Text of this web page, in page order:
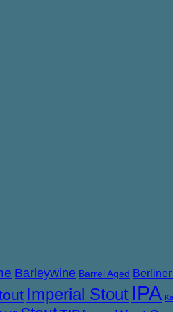
Barleywine Barrel Aged
Imperial Stout IPA